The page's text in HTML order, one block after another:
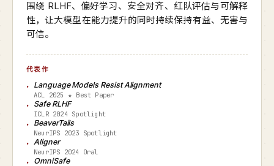
围绕 RLHF、偏好学习、安全对齐、红队评估与可解释
性，让大模型在能力提升的同时持续保持有益、无害与
可信。
代表作
Language Models Resist Alignment
ACL 2025 ★ Best Paper
Safe RLHF
ICLR 2024 Spotlight
BeaverTails
NeurIPS 2023 Spotlight
Aligner
NeurIPS 2024 Oral
OmniSafe